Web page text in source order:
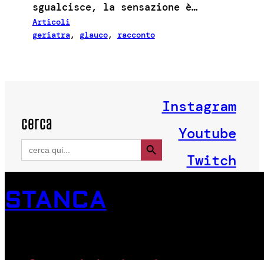
sgualcisce, la sensazione è…
Articoli
geriatra, glauco, racconto
cerca
Search
for:
Search Button
Instagram
Youtube
Twitch
STANCA